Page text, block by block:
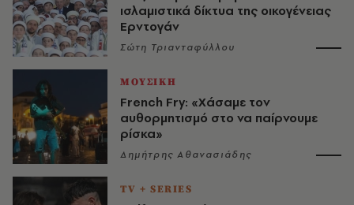
ισλαμιστικά δίκτυα της οικογένειας
Ερντογάν
Σώτη Τριανταφύλλου
ΜΟΥΣΙΚΗ
French Fry: «Χάσαμε τον
αυθορμητισμό στο να παίρνουμε
ρίσκα»
Δημήτρης Αθανασιάδης
TV + SERIES